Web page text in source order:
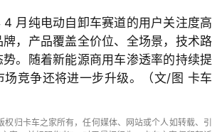
月纯电动自卸车赛道的用户关注度高
，产品覆盖全价位、全场景，技术路
。随着新能源商用车渗透率的持续提
场竞争还将进一步升级。（文/图 卡车
权归卡车之家所有，任何媒体、网站或个人如转载、引